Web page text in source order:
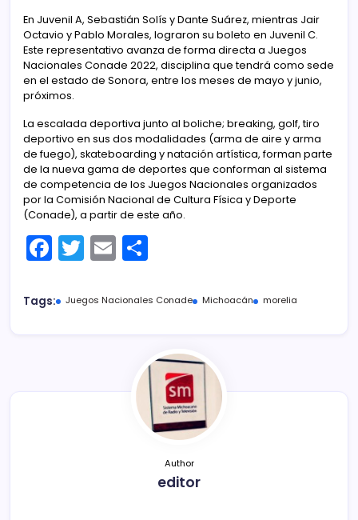
En Juvenil A, Sebastián Solís y Dante Suárez, mientras Jair
Octavio y Pablo Morales, lograron su boleto en Juvenil C.
Este representativo avanza de forma directa a Juegos
Nacionales Conade 2022, disciplina que tendrá como sede
en el estado de Sonora, entre los meses de mayo y junio,
próximos.
La escalada deportiva junto al boliche; breaking, golf, tiro
deportivo en sus dos modalidades (arma de aire y arma
de fuego), skateboarding y natación artística, forman parte
de la nueva gama de deportes que conforman al sistema
de competencia de los Juegos Nacionales organizados
por la Comisión Nacional de Cultura Física y Deporte
(Conade), a partir de este año.
F
c
T
itt
E
ai m
ar
tir
Tags: Juegos Nacionales Conade Michoacán morelia
Author
editor